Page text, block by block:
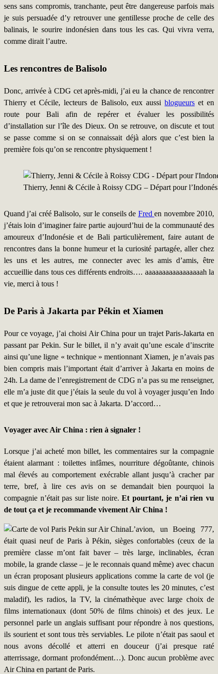
sens sans compromis, tranchante, peut être dangereuse parfois mais
je suis persuadée d’y retrouver une gentillesse proche de celle des
balinais, le sourire indonésien dans tous les cas. Qui vivra verra,
comme dirait l’autre.
Les rencontres de Balisolo
Donc, arrivée à CDG cet après-midi, j’ai eu la chance de rencontrer
Thierry et Cécile, lecteurs de Balisolo, eux aussiblogueurs et en
route pour Bali afin de repérer et évaluer les possibilités
d’installation sur l’île des Dieux. On se retrouve, on discute et tout
se passe comme si on se connaissait déjà alors que c’est bien la
première fois qu’on se rencontre physiquement !
Thierry, Jenni & Cécile à Roissy CDG – Départ pour
Quand j’ai créé Balisolo, sur le conseils de Freden novembre 2010,
j’étais loin d’imaginer faire partie aujourd’hui de la communauté des
amoureux d’Indonésie et de Bali particulièrement, faire autant de
rencontres dans la bonne humeur et la curiosité partagée, aller chez
les uns et les autres, me connecter avec les amis d’amis, être
accueillie dans tous ces différents endroits…. aaaaaaaaaaaaaaaaah la
vie, merci à tous !
De Paris à Jakarta par Pékin et Xiamen
Pour ce voyage, j’ai choisi Air China pour un trajet Paris-Jakarta en
passant par Pekin. Sur le billet, il n’y avait qu’une escale d’inscrite
ainsi qu’une ligne « technique » mentionnant Xiamen, je n’avais pas
bien compris mais l’important était d’arriver à Jakarta en moins de
24h. La dame de l’enregistrement de CDG n’a pas su me renseigner,
elle m’a juste dit que j’étais la seule du vol à voyager jusqu’en Indo
et que je retrouverai mon sac à Jakarta. D’accord…
Voyager avec Air China : rien à signaler !
Lorsque j’ai acheté mon billet, les commentaires sur la compagnie
étaient alarmant : toilettes infâmes, nourriture dégoûtante, chinois
mal élevés au comportement exécrable allant jusqu’à cracher par
terre, bref, à lire ces avis on se demandait bien pourquoi la
compagnie n’était pas sur liste noire.Et pourtant, je n’ai rien vu
de tout ça et je recommande vivement Air China !
L’avion, un Boeing 777,
était quasi neuf de Paris à Pékin, sièges confortables (ceux de la
première classe m’ont fait baver – très large, inclinables, écran
mobile, la grande classe – je le reconnais quand même) avec chacun
un écran proposant plusieurs applications comme la carte de vol (je
suis dingue de cette appli, je la consulte toutes les 20 minutes, c’est
maladif), les radios, la TV, la cinémathèque avec large choix de
films internationaux (dont 50% de films chinois) et des jeux. Le
personnel parle un anglais suffisant pour répondre à nos questions,
ils sourient et sont tous très serviables. Le pilote n’était pas saoul et
nous avons décollé et atterri en douceur (j’ai presque raté
atterrissage, dormant profondément…). Donc aucun problème avec
Air China en partant de Paris.